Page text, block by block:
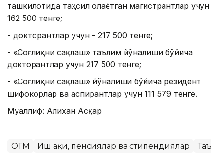
ташкилотида таҳсил олаётган магистрантлар учун
162 500 тенге;
- докторантлар учун - 217 500 тенге;
- «Соғлиқни сақлаш» таълим йўналиши бўйича
докторантлар учун 217 500 тенге;
- «Соғлиқни сақлаш» йўналиши бўйича резидент
шифокорлар ва аспирантлар учун 111 579 тенге.
Муаллиф: Алихан Асқар
ОТМ Иш ҳақи, пенсиялар ва стипендиялар